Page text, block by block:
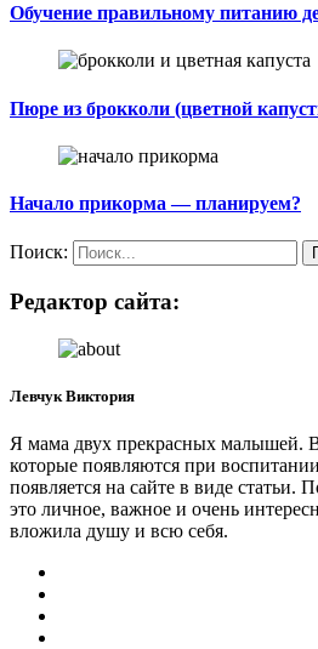
Обучение правильному питанию
Пюре из брокколи (цветной
Начало прикорма — планируем?
Поиск:
Редактор сайта:
Левчук Виктория
Я мама двух прекрасных малышей.
которые появляются при
появляется на сайте в виде статьи.
это личное, важное и очень
вложила душу и всю себя.